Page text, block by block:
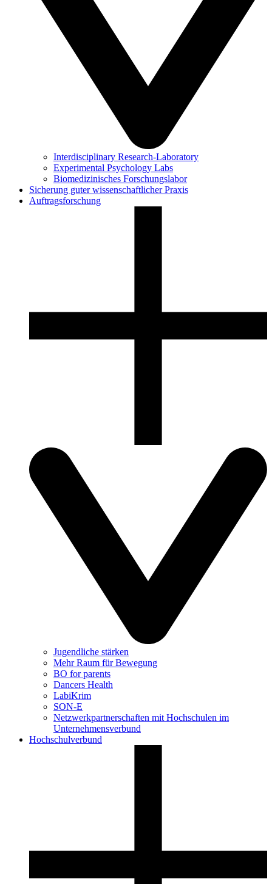
Interdisciplinary Research-Laboratory
Experimental Psychology Labs
Biomedizinisches Forschungslabor
Sicherung guter wissenschaftlicher Praxis
Auftragsforschung
Jugendliche stärken
Mehr Raum für Bewegung
BO for parents
Dancers Health
LabiKrim
SON-E
Netzwerkpartnerschaften mit Hochschulen im
Unternehmensverbund
Hochschulverbund